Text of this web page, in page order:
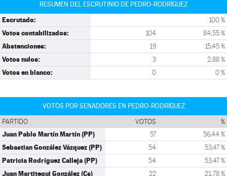
RESUMEN DEL ESCRUTINIO DE PEDRO-RODRÍGUEZ
Escrutado: 100 %
Votos contabilizados: 104 84,55 %
Abstenciones: 19 15,45 %
Votos nulos: 3 2,88 %
Votos en blanco: 0 0 %
VOTOS POR SENADORES EN PEDRO-RODRÍGUEZ
PARTIDO VOTOS %
Juan Pablo Martín Martín (PP) 57 56,44 %
Sebastian González Vázquez (PP) 54 53,47 %
Patricia Rodríguez Calleja (PP) 54 53,47 %
Juan Martitegui González (Cs) 22 21,78 %